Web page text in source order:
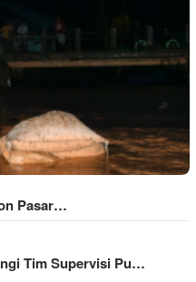
Pasar…
Tim Supervisi Pu…